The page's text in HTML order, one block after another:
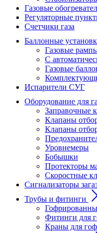
Газовые
Регуляторные
Счетчики газа
Баллонные
Газовые
С
Газовые
Испарители СУГ
Оборудование для
Заправочные
Клапаны
Клапаны
Уровнемеры
Бобышки
Протекторы
Скоростные
Сигнализаторы
Трубы и фитинги
Фитинги для
Краны для